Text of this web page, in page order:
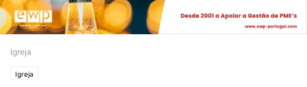
Igreja
Igreja